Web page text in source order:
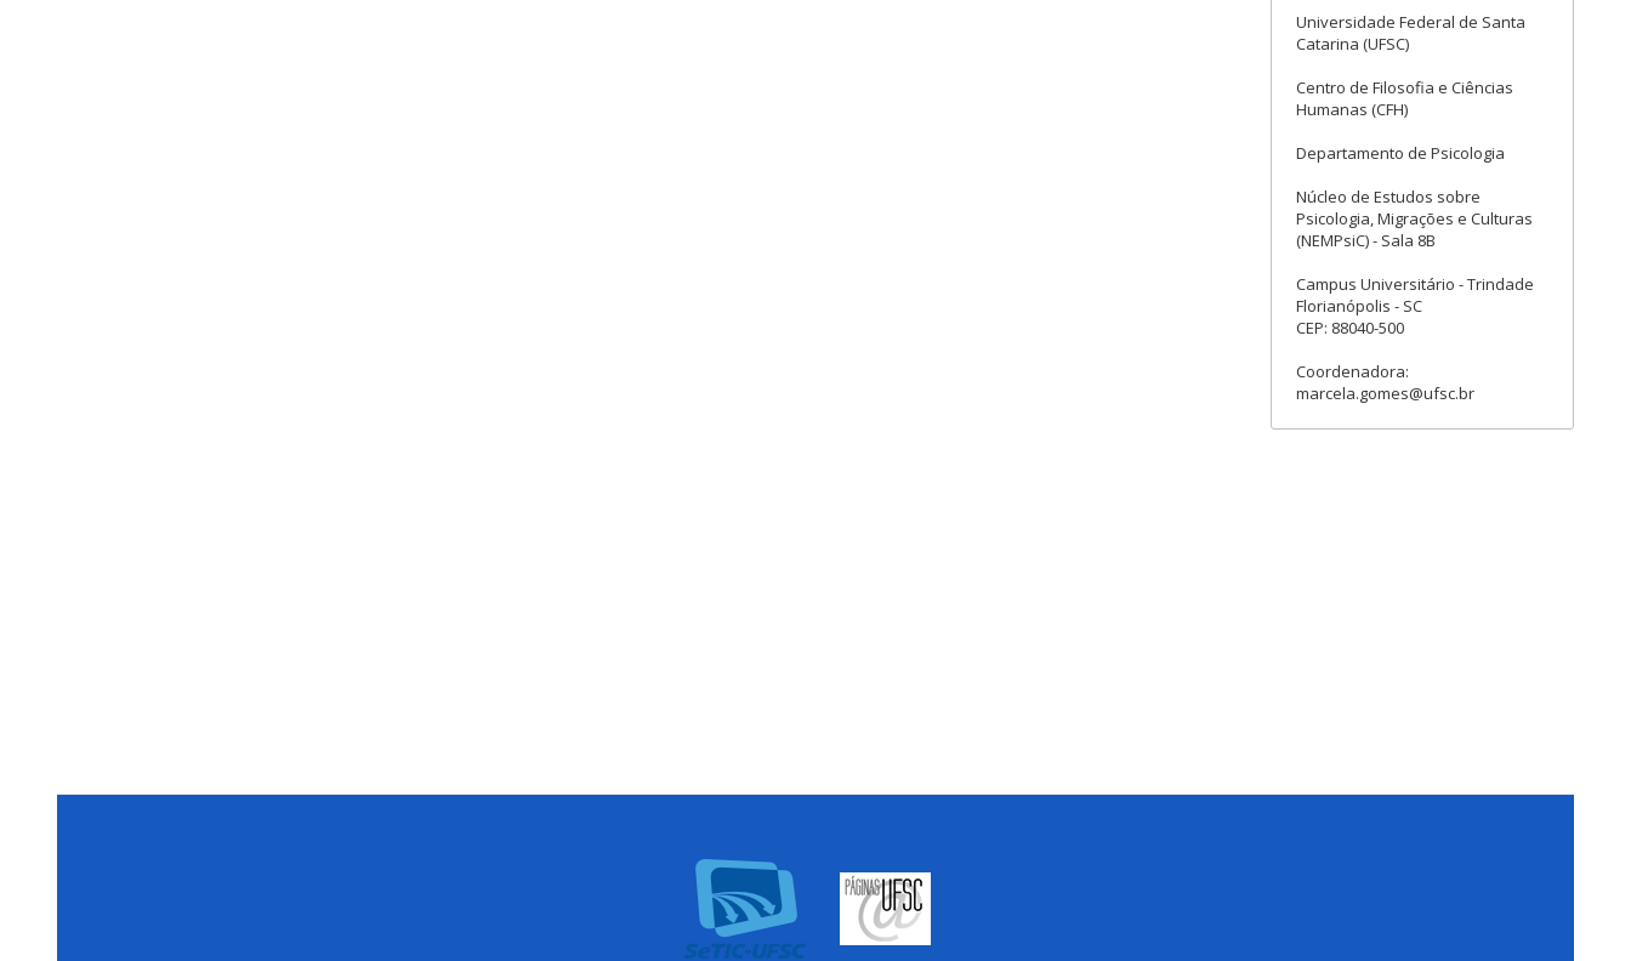
Universidade Federal de Santa
Catarina (UFSC)
Centro de Filosofia e Ciências
Humanas (CFH)
Departamento de Psicologia
Núcleo de Estudos sobre
Psicologia, Migrações e Culturas
(NEMPsiC) - Sala 8B
Campus Universitário - Trindade
Florianópolis - SC
CEP: 88040-500
Coordenadora:
marcela.gomes@ufsc.br